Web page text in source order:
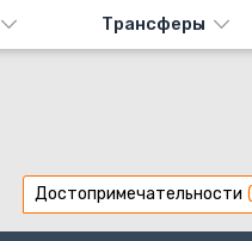
Трансферы
Достопримечательности